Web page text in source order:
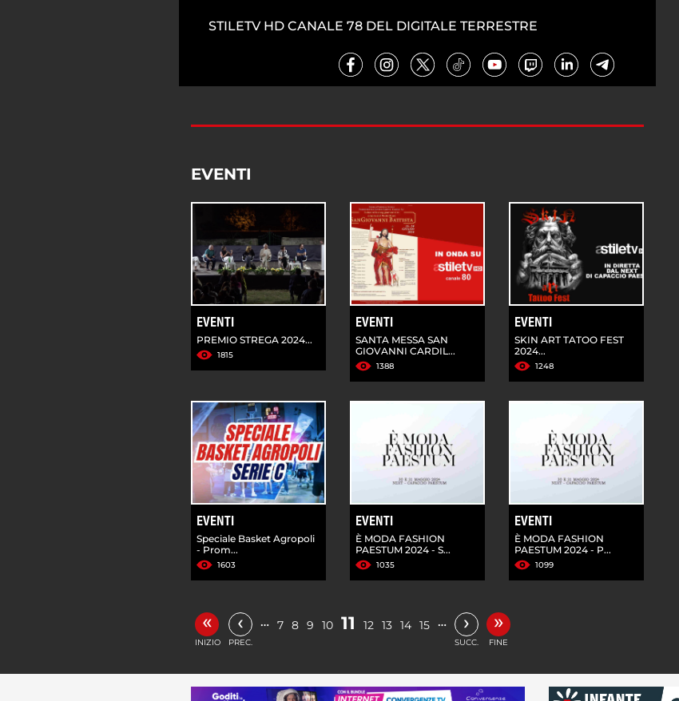
STILETV HD CANALE 78 DEL DIGITALE TERRESTRE
EVENTI
EVENTI
PREMIO STREGA 2024...
1815
EVENTI
SANTA MESSA SAN
GIOVANNI CARDIL...
1388
EVENTI
SKIN ART TATOO FEST
2024...
1248
EVENTI
Speciale Basket Agropoli
- Prom...
1603
EVENTI
È MODA FASHION
PAESTUM 2024 - S...
1035
EVENTI
È MODA FASHION
PAESTUM 2024 - P...
1099
«
INIZIO
‹
PREC.
… 7 8 9 10 11 12 13 14 15 … ›
SUCC.
»
FINE